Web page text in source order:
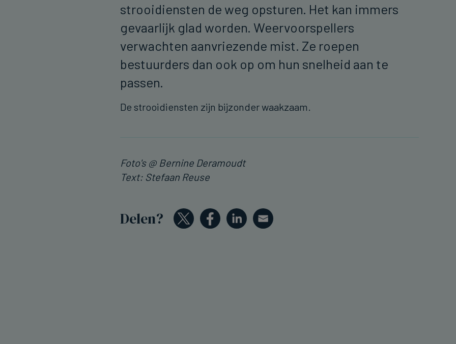
strooidiensten de weg opsturen. Het kan immers
gevaarlijk glad worden. Weervoorspellers
verwachten aanvriezende mist. Ze roepen
bestuurders dan ook op om hun snelheid aan te
passen.
De strooidiensten zijn bijzonder waakzaam.
Foto's @ Bernine Deramoudt
Text: Stefaan Reuse
Delen?